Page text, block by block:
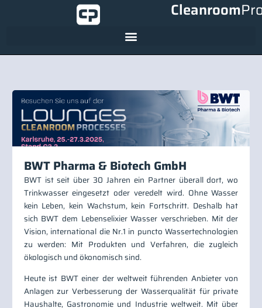
Cleanroom
BWT Pharma & Biotech GmbH
BWT ist seit über 30 Jahren ein Partner überall dort, wo
Trinkwasser eingesetzt oder veredelt wird. Ohne Wasser
kein Leben, kein Wachstum, kein Fortschritt. Deshalb hat
sich BWT dem Lebenselixier Wasser verschrieben. Mit der
Vision, international die Nr.1 in puncto Wassertechnologien
zu werden: Mit Produkten und Verfahren, die zugleich
ökologisch und ökonomisch sind.
Heute ist BWT einer der weltweit führenden Anbieter von
Anlagen zur Verbesserung der Wasserqualität für private
Haushalte, Gastronomie und Industrie weltweit. Mit über